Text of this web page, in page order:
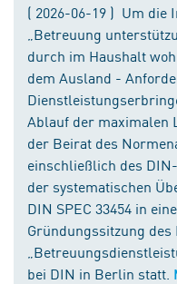
( 2026-06-19 ) Um die
„Betreuung
durch im Haushalt
dem Ausland -
Ablauf der maximalen
der Beirat des
einschließlich des
der systematischen
DIN SPEC 33454 in
Gründungssitzung des
bei DIN in Berlin statt.